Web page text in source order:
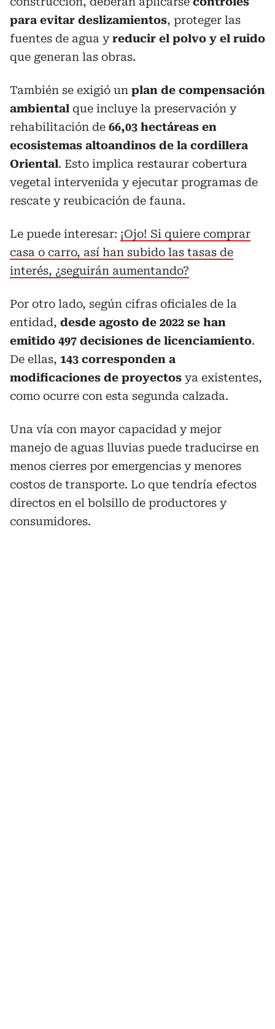
para evitar deslizamientos, proteger las
fuentes de agua yreducir el polvo y el ruido
que generan las obras.
También se exigió un plan de compensación
ambiental que incluye la preservación y
rehabilitación de 66,03 hectáreas en
ecosistemas altoandinos de la cordillera
Oriental. Esto implica restaurar cobertura
vegetal intervenida y ejecutar programas de
rescate y reubicación de fauna.
Le puede interesar: ¡Ojo! Si quiere comprar
casa o carro, así han subido las tasas de
interés, ¿seguirán aumentando?
Por otro lado, según cifras oficiales de la
entidad, desde agosto de 2022 se han
emitido 497 decisiones de licenciamiento.
De ellas, 143 corresponden a
modificaciones de proyectos ya existentes,
como ocurre con esta segunda calzada.
Una vía con mayor capacidad y mejor
manejo de aguas lluvias puede traducirse en
menos cierres por emergencias y menores
costos de transporte. Lo que tendría efectos
directos en el bolsillo de productores y
consumidores.